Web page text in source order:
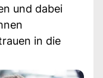
und dabei
in die